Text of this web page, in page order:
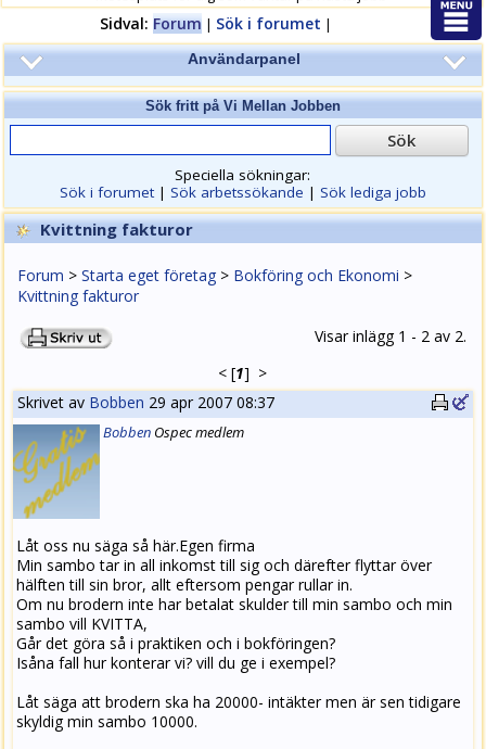
Sidval:Forum | Sök i forumet |
Användarpanel
Sök fritt på Vi Mellan Jobben
Speciella sökningar:
Sök i forumet| Sök arbetssökande | Sök lediga jobb
Kvittning fakturor
Forum > Starta eget företag> Bokföring och Ekonomi >
Kvittning fakturor
Visar inlägg 1 - 2 av 2.
<[1] >
Skrivet av Bobben 29 apr 2007 08:37
Bobben Ospec medlem
Låt oss nu säga så här.Egen firma
Min sambo tar in all inkomst till sig och därefter flyttar över
hälften till sin bror, allt eftersom pengar rullar in.
Om nu brodern inte har betalat skulder till min sambo och min
sambo vill KVITTA,
Går det göra så i praktiken och i bokföringen?
Isåna fall hur konterar vi? vill du ge i exempel?
Låt säga att brodern ska ha 20000- intäkter men är sen tidigare
skyldig min sambo 10000.